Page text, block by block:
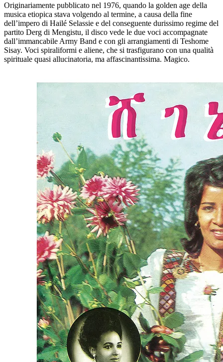
Originariamente pubblicato nel 1976, quando la golden age della
musica etiopica stava volgendo al termine, a causa della fine
dell’impero di Hailé Selassie e del conseguente durissimo regime del
partito Derg di Mengistu, il disco vede le due voci accompagnate
dall’immancabile Army Band e con gli arrangiamenti di Teshome
Sisay. Voci spiraliformi e aliene, che si trasfigurano con una qualità
spirituale quasi allucinatoria, ma affascinantissima. Magico.